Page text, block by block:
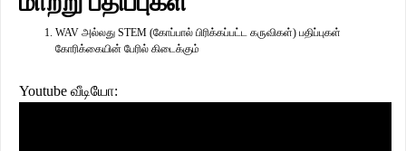
WAV அல்லது STEM (கோப்பால் பிரிக்கப்பட்ட கருவிகள்) பதிப்புகள்
கோரிக்கையின் பேரில் கிடைக்கும்
Youtube வீடியோ: